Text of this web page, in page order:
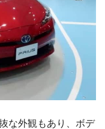
な外観もあり、ボデ